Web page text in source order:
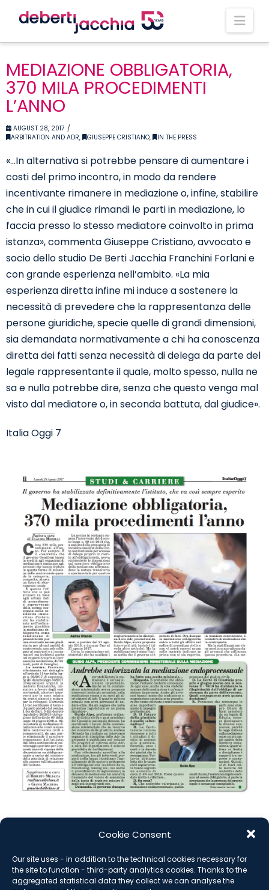
Cookie Consent
Our site uses - in addition to the technical cookies necessary for
the site to function - third-party analytics cookies. Thanks to the
aggregated statistical data they collect we can analyse the
MEDIAZIONE OBBLIGATORIA,
370 MILA PROCEDIMENTI
L’ANNO
AUGUST 28, 2017
ARBITRATION AND ADR, GIUSEPPE CRISTIANO, IN THE PRESS
«…In alternativa si potrebbe pensare di aumentare i
costi del primo incontro, in modo da rendere
incentivante rimanere in mediazione o, infine, stabilire
che in cui il giudice rimandi le parti in mediazione, lo
faccia presso lo stesso mediatore coinvolto in prima
istanza», commenta Giuseppe Cristiano, avvocato e
socio dello studio De Berti Jacchia Franchini Forlani e
con grande esperienza nell’ambito. «La mia
esperienza diretta infine mi induce a sostenere la
necessità di prevedere che la rappresentanza delle
persone giuridiche, specie quelle di grandi dimensioni,
sia demandata normativamente a chi ha conoscenza
diretta dei fatti senza necessità di delega da parte del
legale rappresentante il quale, molto spesso, nulla ne
sa e nulla potrebbe dire, senza che questo venga mal
visto dal mediatore o, in seconda battuta, dal giudice».
Italia Oggi 7
Download Article